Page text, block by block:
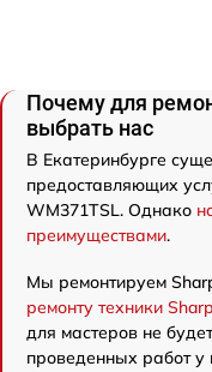
Почему для
выбрать нас
В Екатеринбурге
предоставляющих
WM371TSL. Однако
преимуществами.
Мы ремонтируем
ремонту техники Sharp
для мастеров не
проведенных работ у